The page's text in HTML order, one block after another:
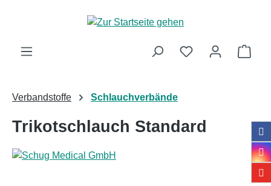
Zum Hauptinhalt springen
Verbandstoffe Schlauchverbände
Trikotschlauch Standard